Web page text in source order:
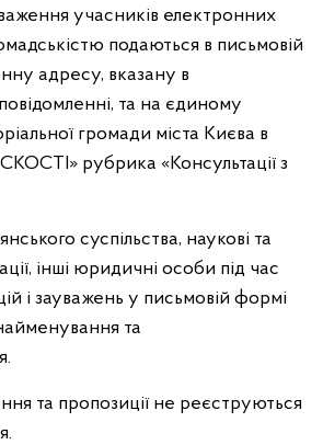
учасників електронних
подаються в письмовій
адресу, вказану в
та на єдиному
громади міста Києва в
рубрика «Консультації з
суспільства, наукові та
інші юридичні особи під час
і зауважень у письмовій формі
та
та пропозиції не реєструються